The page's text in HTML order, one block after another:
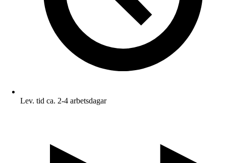
Lev. tid ca. 2-4 arbetsdagar